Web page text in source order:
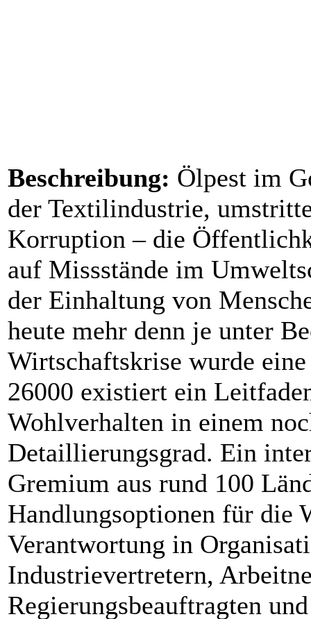
Beschreibung: Ölpest im
der Textilindustrie,
Korruption – die
auf Missstände im
der Einhaltung von
heute mehr denn je unter
Wirtschaftskrise wurde
26000 existiert ein
Wohlverhalten in einem
Detaillierungsgrad. Ein
Gremium aus rund 100
Handlungsoptionen für die
Verantwortung in
Industrievertretern,
Regierungsbeauftragten